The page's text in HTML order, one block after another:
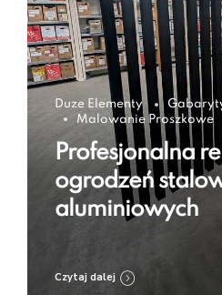
Duze Elementy
Malowanie Proszkowe
Profesjonalna
ogrodzeń
aluminiowych
Czytaj dalej